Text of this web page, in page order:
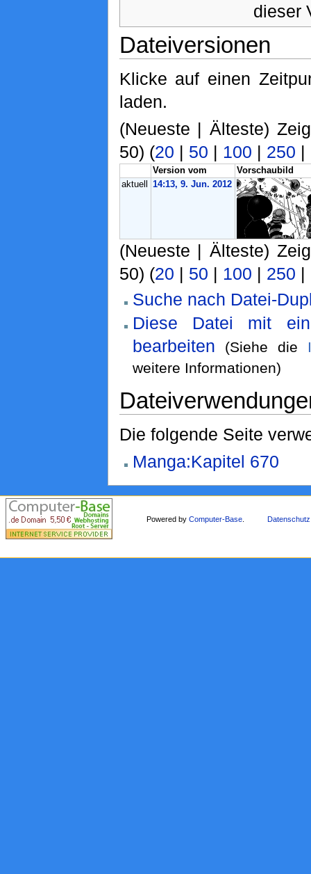
dieser
Dateiversionen
Klicke auf einen
laden.
(Neueste | Älteste)
50) (20 | 50 | 100 | 250 |
Version vom
Vorschaubild
aktuell
14:13, 9. Jun. 2012
(Neueste | Älteste)
50) (20 | 50 | 100 | 250 |
Suche nach Datei-
Diese Datei mit
bearbeiten
(Siehe die
weitere Informationen)
Die folgende Seite
Manga:Kapitel 670
Powered byComputer-Base Datenschutz